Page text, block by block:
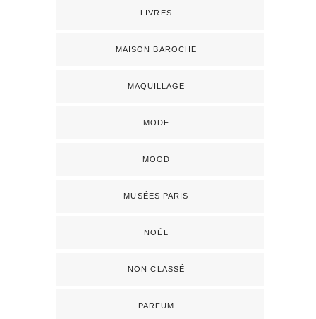
LIVRES
MAISON BAROCHE
MAQUILLAGE
MODE
MOOD
MUSÉES PARIS
NOËL
NON CLASSÉ
PARFUM